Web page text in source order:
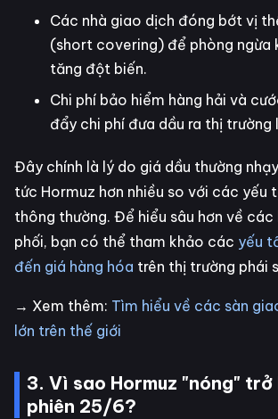
Các nhà giao dịch đóng bớt vị
(short covering) để phòng ngừa
tăng đột biến.
Chi phí bảo hiểm hàng hải và
đẩy chi phí đưa dầu ra thị trường
Đây chính là lý do giá dầu thường
tức Hormuz hơn nhiều so với các yếu
thông thường. Để hiểu sâu hơn về các
phối, bạn có thể tham khảo các yếu
đến giá hàng hóa trên thị trường phái
→ Xem thêm: Tìm hiểu về các sàn
lớn trên thế giới
3. Vì sao Hormuz "nóng"
phiên 25/6?